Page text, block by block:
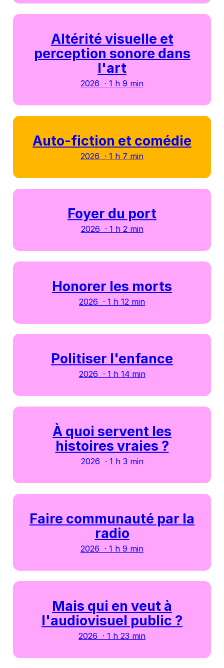
Altérité visuelle et
perception sonore dans
l'art
2026 · 1 h 9 min
Auto-fiction et comédie
2026 · 1 h 7 min
Foyer du port
2026 · 1 h 2 min
Honorer les morts
2026 · 1 h 12 min
Politiser l'enfance
2026 · 1 h 14 min
À quoi servent les
histoires vraies ?
2026 · 1 h 3 min
Faire communauté par la
radio
2026 · 1 h 9 min
Mais qui en veut à
l'audiovisuel public ?
2026 · 1 h 23 min